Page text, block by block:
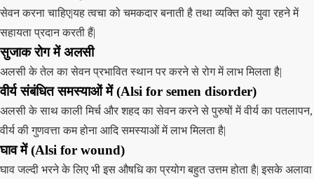
सेवन करना चाहिए|यह त्वचा को चमकदार बनाती है तथा व्यक्ति को युवा रहने में
सहायता प्रदान करती हैं|
सुजाक रोग में अलसी
अलसी के तेल का सेवन प्रभावित स्थान पर करने से रोग में लाभ मिलता है|
वीर्य संबंधित समस्याओं में (Alsi for semen disorder)
अलसी के साथकाली मिर्च और शहद का सेवन करने से पुरुषों में वीर्य का पतलापन,
वीर्य की गुणवत्ता कम होना आदि समस्याओं में लाभ मिलता है|
घाव में (Alsi for wound)
घाव जल्दी भरने के लिए भी इस औषधि का प्रयोग बहुत उत्तम होता है| इसके अलावा